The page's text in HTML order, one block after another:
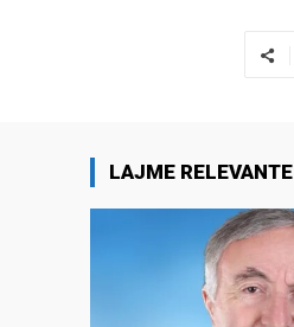
LAJME RELEVANTE